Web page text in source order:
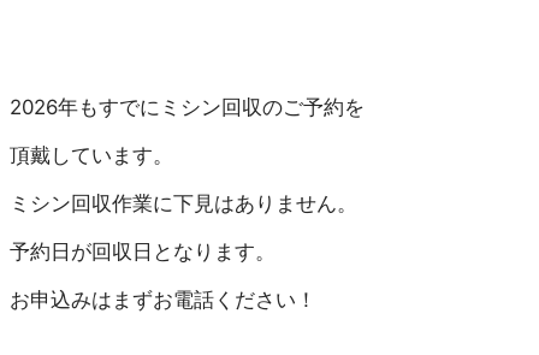
2026年もすでにミシン回収のご予約を
頂戴しています。
ミシン回収作業に下見はありません。
予約日が回収日となります。
お申込みはまずお電話ください！